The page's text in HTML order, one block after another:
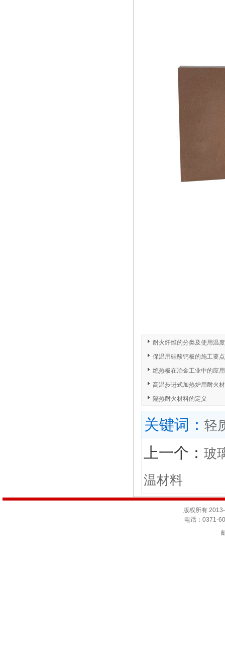
耐火纤维的分类及使用温度
保温用硅酸钙板的施工要点
绝热板在冶金工业中的应用
高温步进式加热炉用耐火
隔热耐火材料的定义
关键词： 轻
上一个： 玻
温材料
版权所有
电话：0371-